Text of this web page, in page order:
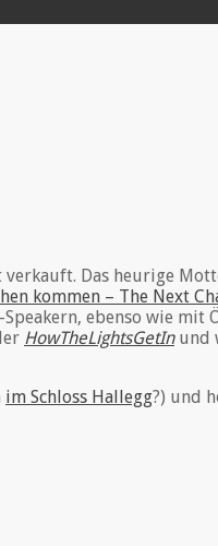
Das heurige
kommen – The Next
ebenso wie mit
HowTheLightsGetInund
im Schloss Hallegg?) und